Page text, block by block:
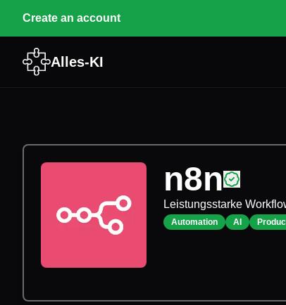
Create an account
Alles-KI
n8n
Leistungsstarke
Automation AI